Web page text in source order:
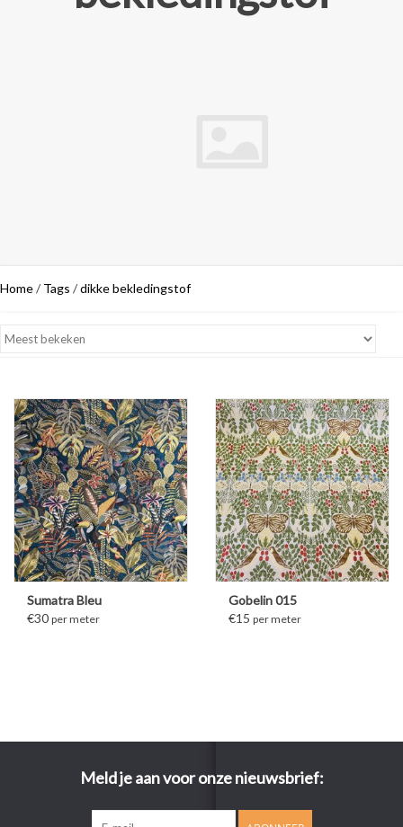
Home/ Tags /dikke bekledingstof
Sumatra Bleu
€30 per meter
Gobelin 015
€15 per meter
Meld je aan voor onze nieuwsbrief: